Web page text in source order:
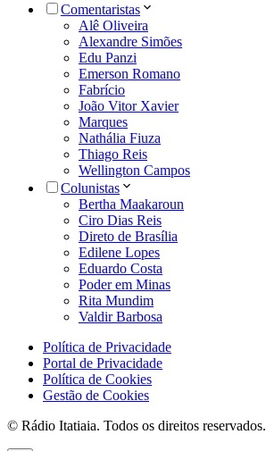
Comentaristas
Alê Oliveira
Alexandre Simões
Edu Panzi
Emerson Romano
Fabrício
João Vitor Xavier
Marques
Nathália Fiuza
Thiago Reis
Wellington Campos
Colunistas
Bertha Maakaroun
Ciro Dias Reis
Direto de Brasília
Edilene Lopes
Eduardo Costa
Poder em Minas
Rita Mundim
Valdir Barbosa
Política de Privacidade
Portal de Privacidade
Política de Cookies
Gestão de Cookies
© Rádio Itatiaia. Todos os direitos reservados.